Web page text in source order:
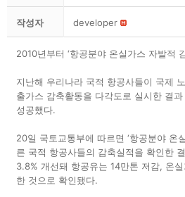
작성자 developer
2010년부터 ‘항공분야 온실가스 자발적
지난해 우리나라 국적 항공사들이 국제
출가스 감축활동을 다각도로 실시한 결
성공했다.
20일 국토교통부에 따르면 ‘항공분야 온
른 국적 항공사들의 감축실적을 확인한
3.8% 개선돼 항공유는 14만톤 저감, 온
한 것으로 확인됐다.